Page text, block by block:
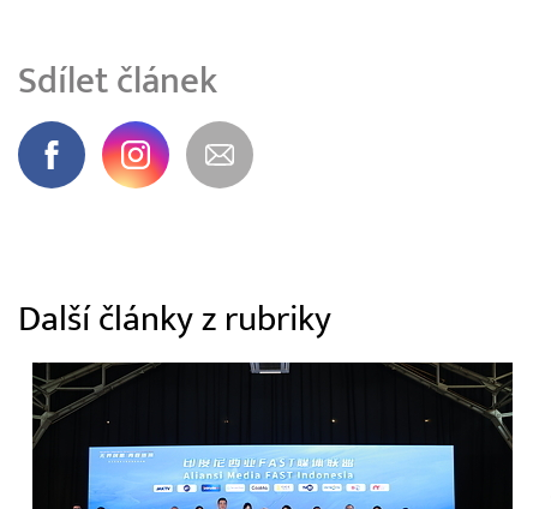
Sdílet článek
Další články z rubriky